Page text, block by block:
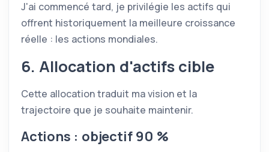
J'ai commencé tard, je privilégie les actifs qui
offrent historiquement la meilleure croissance
réelle : les actions mondiales.
6. Allocation d'actifs cible
Cette allocation traduit ma vision et la
trajectoire que je souhaite maintenir.
Actions : objectif 90 %